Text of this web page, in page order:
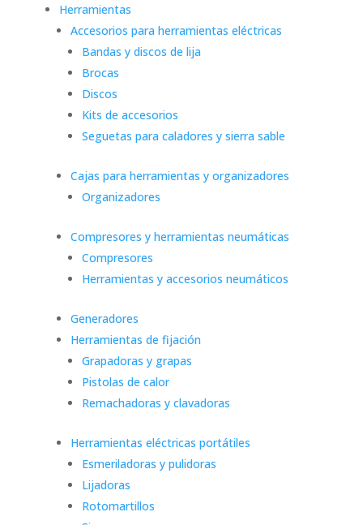
Herramientas
Accesorios para herramientas eléctricas
Bandas y discos de lija
Brocas
Discos
Kits de accesorios
Seguetas para caladores y sierra sable
Cajas para herramientas y organizadores
Organizadores
Compresores y herramientas neumáticas
Compresores
Herramientas y accesorios neumáticos
Generadores
Herramientas de fijación
Grapadoras y grapas
Pistolas de calor
Remachadoras y clavadoras
Herramientas eléctricas portátiles
Esmeriladoras y pulidoras
Lijadoras
Rotomartillos